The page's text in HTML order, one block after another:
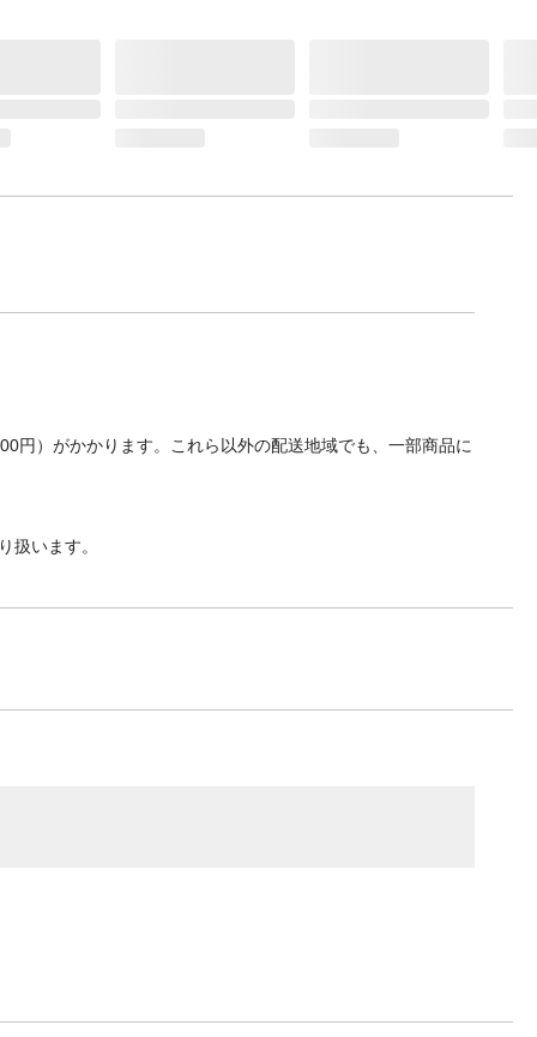
円）がかかります。これら以外の配送地域でも、一部商品に
扱います。